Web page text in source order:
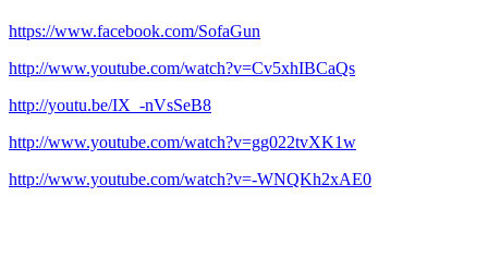
https://www.facebook.com/SofaGun
http://www.youtube.com/watch?v=Cv5xhIBCaQs
http://youtu.be/IX_-nVsSeB8
http://www.youtube.com/watch?v=gg022tvXK1w
http://www.youtube.com/watch?v=-WNQKh2xAE0